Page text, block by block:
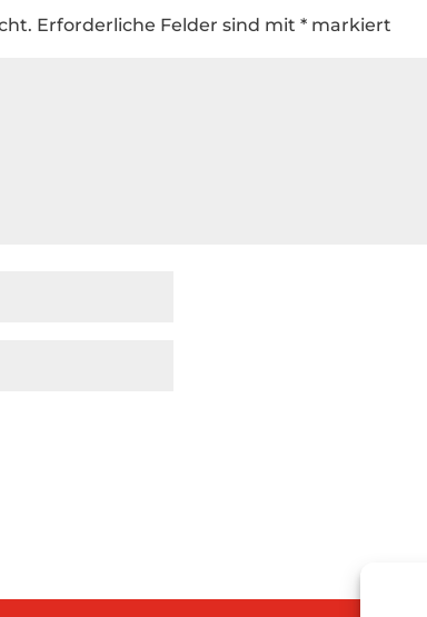
Erforderliche Felder sind mit* markiert